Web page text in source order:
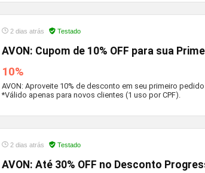
2 dias atrás Testado
AVON: Cupom de 10% OFF para sua
10%
AVON: Aproveite 10% de desconto em seu primeiro
*Válido apenas para novos clientes (1 uso por CPF).
2 dias atrás Testado
AVON: Até 30% OFF no Desconto